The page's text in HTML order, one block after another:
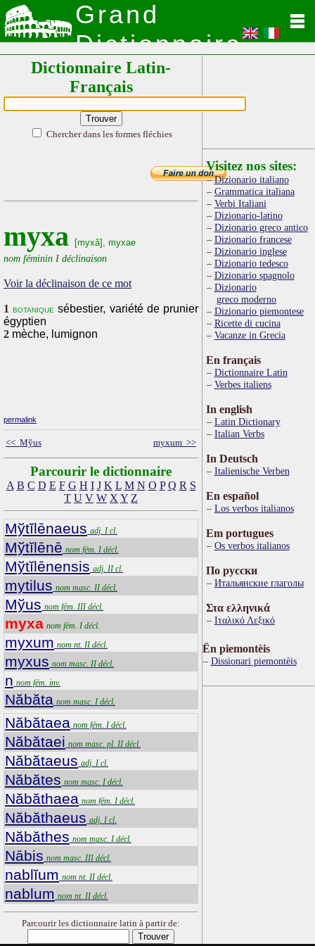
Grand
Dictionnaire
Latin
Dictionnaire Latin-
Français
Chercher dans les formes fléchies
myxa [myxă], myxae
nom féminin I déclinaison
Voir la déclinaison de ce mot
1 botanique sébestier, variété de prunier
égyptien
2 mèche, lumignon
permalink
<< Mўus myxum >>
Parcourir le dictionnaire
A B C D E F G H I J K L M N O P Q R S
T U V W X Y Z
Mўtĭlēnaeus adj. I cl.
Mўtĭlēnē nom fém. I décl.
Mўtĭlēnensis adj. II cl.
mytilus nom masc. II décl.
Mўus nom fém. III décl.
myxa nom fém. I décl.
myxum nom nt. II décl.
myxus nom masc. II décl.
n nom fém. inv.
Năbăta nom masc. I décl.
Năbătaea nom fém. I décl.
Năbătaei nom masc. pl. II décl.
Năbătaeus adj. I cl.
Năbătes nom masc. I décl.
Năbăthaea nom fém. I décl.
Năbăthaeus adj. I cl.
Năbăthes nom masc. I décl.
Nābis nom masc. III décl.
nablĭum nom nt. II décl.
nablum nom nt. II décl.
Parcourir les dictionnaire latin à partir de:
Visitez nos sites:
Dizionario italiano
Grammatica italiana
Verbi Italiani
Dizionario-latino
Dizionario greco antico
Dizionario francese
Dizionario inglese
Dizionario tedesco
Dizionario spagnolo
Dizionario
greco moderno
Dizionario piemontese
Ricette di cucina
Vacanze in Grecia
En français
Dictionnaire Latin
Verbes italiens
In english
Latin Dictionary
Italian Verbs
In Deutsch
Italienische Verben
En español
Los verbos italianos
Em portugues
Os verbos italianos
По русски
Итальянские глаголы
Στα ελληνικά
Ιταλικό Λεξικό
Ën piemontèis
Dissionari piemontèis